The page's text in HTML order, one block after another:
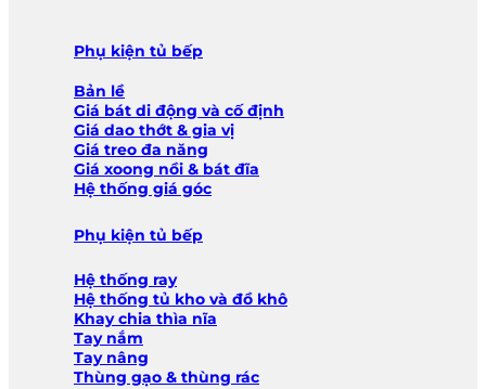
Phụ kiện tủ bếp
Bản lề
Giá bát di động và cố định
Giá dao thớt & gia vị
Giá treo đa năng
Giá xoong nồi & bát đĩa
Hệ thống giá góc
Phụ kiện tủ bếp
Hệ thống ray
Hệ thống tủ kho và đồ khô
Khay chia thìa nĩa
Tay nắm
Tay nâng
Thùng gạo & thùng rác